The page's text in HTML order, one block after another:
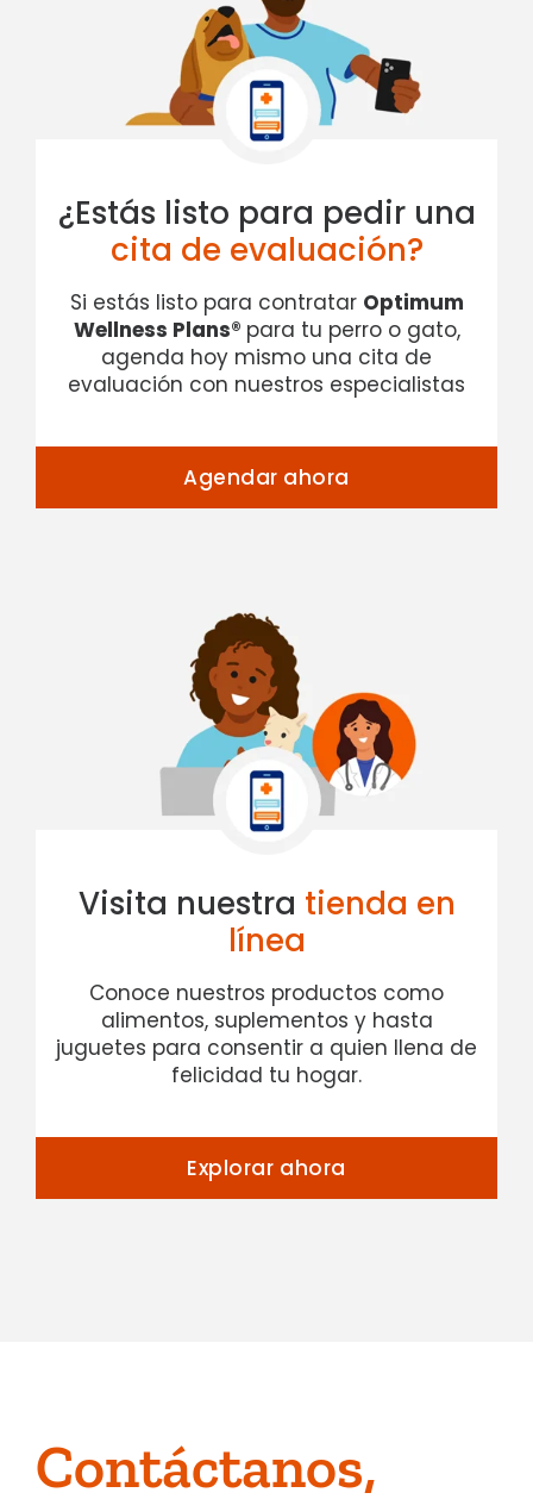
¿Estás listo para pedir una
cita de evaluación?
Si estás listo para contratar Optimum
Wellness Plans® para tu perro o gato,
agenda hoy mismo una cita de
evaluación con nuestros especialistas
Agendar ahora
Visita nuestra tienda en
línea
Conoce nuestros productos como
alimentos, suplementos y hasta
juguetes para consentir a quien llena de
felicidad tu hogar.
Explorar ahora
Contáctanos,